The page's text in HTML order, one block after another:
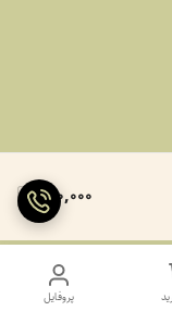
990,000
پروفایل